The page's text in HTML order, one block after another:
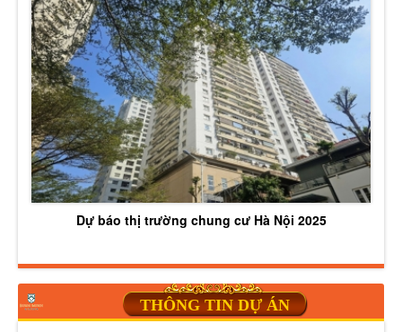
Dự báo thị trường chung cư Hà Nội 2025
THÔNG TIN DỰ ÁN